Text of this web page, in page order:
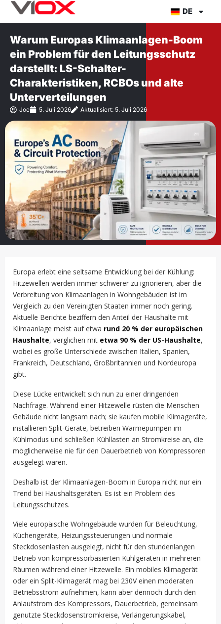
Zum
DE
Warum Europas Klimaanlagen-Boom
ein Problem für den Leitungsschutz
darstellt: LS-Schalter-
Charakteristiken, RCBOs und alte
Unterverteilungen
Joe 5. Juli 2026 Aktualisiert: 5. Juli 2026
Europa erlebt eine seltsame Entwicklung bei der Kühlung:
Hitzewellen werden immer schwerer zu ignorieren, aber die
Verbreitung von Klimaanlagen in Wohngebäuden ist im
Vergleich zu den Vereinigten Staaten immer noch gering.
Aktuelle Berichte beziffern den Anteil der Haushalte mit
Klimaanlage meist auf etwa rund 20 % der europäischen
Haushalte, verglichen mit etwa 90 % der US-Haushalte,
wobei es große Unterschiede zwischen Italien, Spanien,
Frankreich, Deutschland, Großbritannien und Nordeuropa
gibt.
Diese Lücke entwickelt sich nun zu einer dringenden
Nachfrage. Während einer Hitzewelle rüsten die Menschen
Gebäude nicht langsam nach; sie kaufen mobile Klimageräte,
installieren Split-Geräte, betreiben Wärmepumpen im
Kühlmodus und schließen Kühllasten an Stromkreise an, die
möglicherweise nie für den Dauerbetrieb von Kompressoren
ausgelegt waren.
Deshalb ist der Klimaanlagen-Boom in Europa nicht nur ein
Trend bei Haushaltsgeräten. Es ist ein Problem des
Leitungsschutzes.
Viele europäische Wohngebäude wurden für Beleuchtung,
Küchengeräte, Heizungssteuerungen und normale
Steckdosenlasten ausgelegt, nicht für den stundenlangen
Betrieb von kompressorbasierten Kühlgeräten in mehreren
Räumen während einer Hitzewelle. Ein mobiles Klimagerät
oder ein Split-Klimagerät mag bei 230V einen moderaten
Betriebsstrom aufnehmen, kann aber dennoch durch den
Anlaufstrom des Kompressors, Dauerbetrieb, gemeinsam
genutzte Steckdosenstromkreise, Verlängerungskabel,